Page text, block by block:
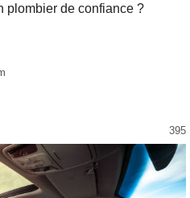
plombier de confiance ?
395